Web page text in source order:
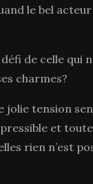
le bel
de celle qui
charmes?
jolie tension
et
rien n’est